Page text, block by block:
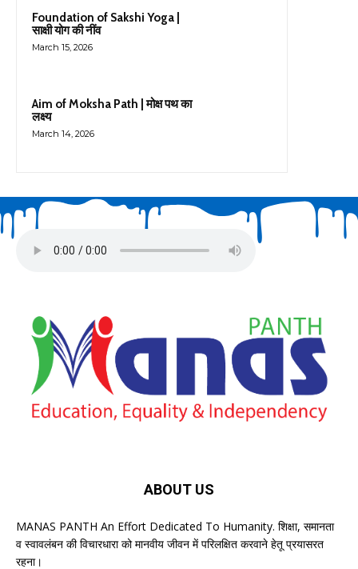
Foundation of Sakshi Yoga |
साक्षी योग की नींव
March 15, 2026
Aim of Moksha Path | मोक्ष पथ का
लक्ष्य
March 14, 2026
ABOUT US
MANAS PANTH An Effort Dedicated To Humanity. शिक्षा, समानता
व स्वावलंबन की विचारधारा को मानवीय जीवन में परिलक्षित करवाने हेतू प्रयासरत
रहना।